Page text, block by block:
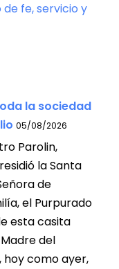
de fe, servicio y
la sociedad
05/08/2026
Parolin,
la Santa
de
el Purpurado
esta casita
del
hoy como ayer,